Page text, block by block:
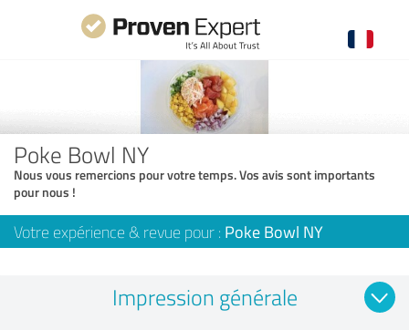
Poke Bowl NY
Nous vous remercions pour votre temps. Vos avis sont importants
pour nous !
Votre expérience & revue pour : Poke Bowl NY
Impression générale